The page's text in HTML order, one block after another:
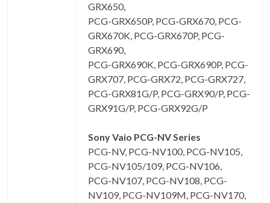
GRX650,
PCG-GRX650P, PCG-GRX670, PCG-
GRX670K, PCG-GRX670P, PCG-
GRX690,
PCG-GRX690K, PCG-GRX690P, PCG-
GRX707, PCG-GRX72, PCG-GRX727,
PCG-GRX81G/P, PCG-GRX90/P, PCG-
GRX91G/P, PCG-GRX92G/P
Sony Vaio PCG-NV Series
PCG-NV, PCG-NV100, PCG-NV105,
PCG-NV105/109, PCG-NV106,
PCG-NV107, PCG-NV108, PCG-
NV109, PCG-NV109M, PCG-NV170,